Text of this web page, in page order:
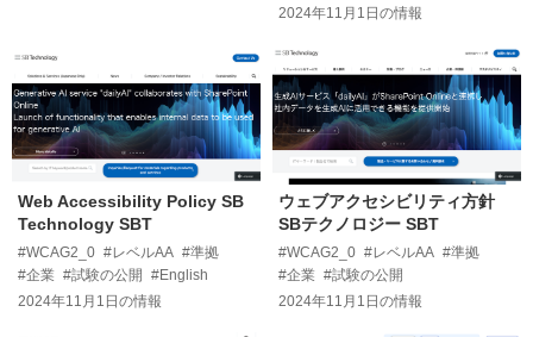
2024年11月1日 の情報
Web Accessibility Policy SB
Technology SBT
#WCAG2_0 #レベルAA #準拠
#企業 #試験の公開 #English
2024年11月1日の情報
ウェブアクセシビリティ方針
SBテクノロジー SBT
#WCAG2_0 #レベルAA #準拠
#企業 #試験の公開
2024年11月1日の情報